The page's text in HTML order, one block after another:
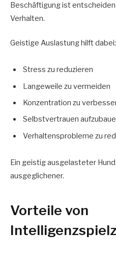
Beschäftigung ist
Verhalten.
Geistige Auslastung hilft dabei:
Stress zu reduzieren
Langeweile zu vermeiden
Konzentration zu
Selbstvertrauen
Verhaltensprobleme zu
Ein geistig ausgelasteter
ausgeglichener.
Vorteile von